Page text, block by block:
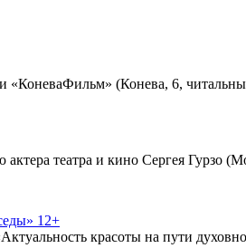
«КоневаФильм» (Конева, 6,
театра и кино Сергея Гурзо
12+
красоты на пути